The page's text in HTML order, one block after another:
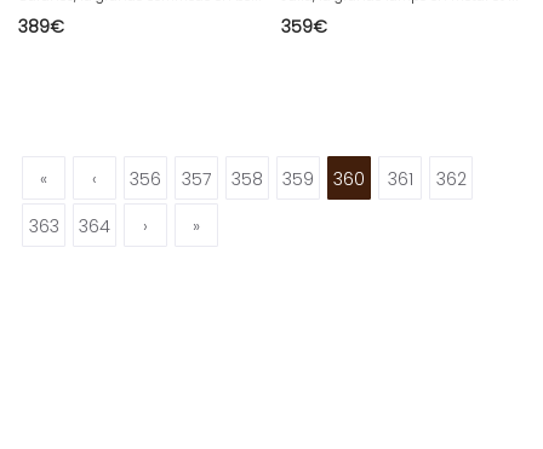
389€
359€
« ‹ 356 357 358 359 360 361
362
363
364 › »